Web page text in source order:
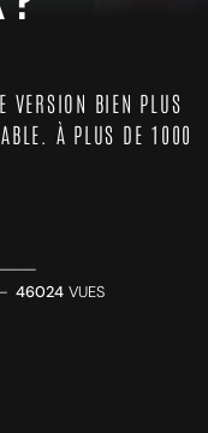
VERSION BIEN PLUS
À PLUS DE 1000
46024 VUES